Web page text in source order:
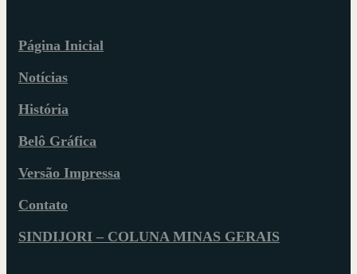
Página Inicial
Notícias
História
Belô Gráfica
Versão Impressa
Contato
SINDIJORI – COLUNA MINAS GERAIS